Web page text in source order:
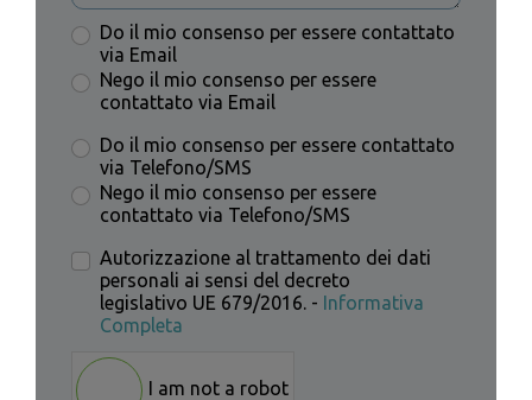
Do il mio consenso per essere contattato
via Email
Nego il mio consenso per essere
contattato via Email
Do il mio consenso per essere contattato
via Telefono/SMS
Nego il mio consenso per essere
contattato via Telefono/SMS
Autorizzazione al trattamento dei dati
personali ai sensi del decreto
legislativo UE 679/2016. - Informativa
Completa
I am not a robot